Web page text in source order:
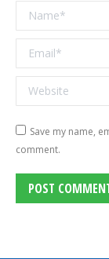
Name *
Email *
Website
Save my name,
comment.
POST